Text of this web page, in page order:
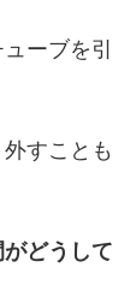
ーブを引
すことも
どうして